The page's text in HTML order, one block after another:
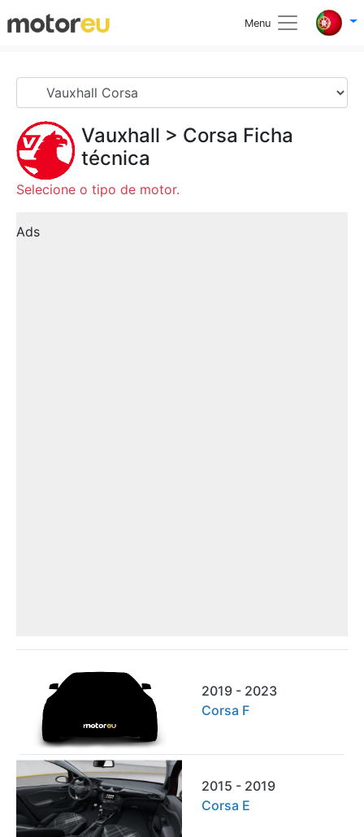
Menu
Vauxhall > Corsa Ficha
técnica
Selecione o tipo de motor.
Ads
2019 - 2023
Corsa F
2015 - 2019
Corsa E